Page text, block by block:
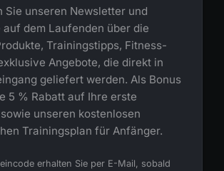
Sie unseren Newsletter und
auf dem Laufenden über die
Trainingstipps, Fitness-
Angebote, die direkt in
geliefert werden. Als Bonus
5 % Rabatt auf Ihre erste
unseren kostenlosen
Trainingsplan für Anfänger.
erhalten Sie per E-Mail, sobald